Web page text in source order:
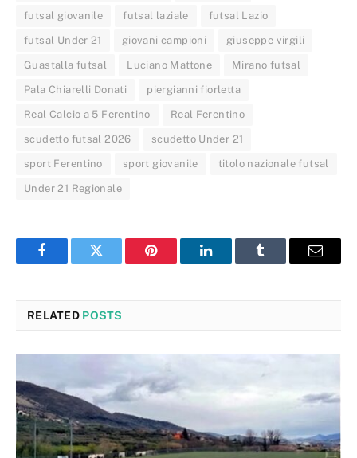
futsal giovanile futsal laziale futsal Lazio
futsal Under 21 giovani campioni giuseppe virgili
Guastalla futsal Luciano Mattone Mirano futsal
Pala Chiarelli Donati piergianni fiorletta
Real Calcio a 5 Ferentino Real Ferentino
scudetto futsal 2026 scudetto Under 21
sport Ferentino sport giovanile titolo nazionale futsal
Under 21 Regionale
FacebookTwitter Pinterest LinkedInTumblr Email
RELATED POSTS